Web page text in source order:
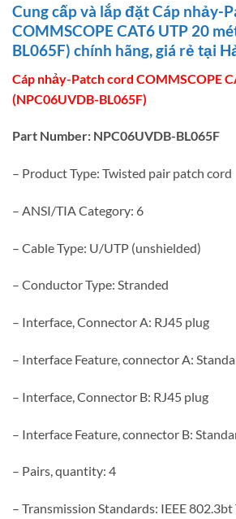
Cung cấp và lắp đặt Cáp nhảy-
COMMSCOPE CAT6 UTP 20
BL065F) chính hãng, giá rẻ tại
Cáp nhảy-Patch cord COMMSCOPE
(NPC06UVDB-BL065F)
Part Number: NPC06UVDB-BL065F
– Product Type: Twisted pair patch cord
– ANSI/TIA Category: 6
– Cable Type: U/UTP (unshielded)
– Conductor Type: Stranded
– Interface, Connector A: RJ45 plug
– Interface Feature, connector A:
– Interface, Connector B: RJ45 plug
– Interface Feature, connector B:
– Pairs, quantity: 4
– Transmission Standards: IEEE 802.3bt